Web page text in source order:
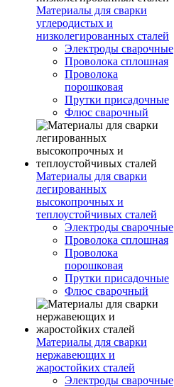
Материалы для сварки
углеродистых и
низколегированных сталей
Электроды сварочные
Проволока сплошная
Проволока
порошковая
Прутки присадочные
Флюс сварочный
Материалы для сварки
легированных
высокопрочных и
теплоустойчивых сталей
Электроды сварочные
Проволока сплошная
Проволока
порошковая
Прутки присадочные
Флюс сварочный
Материалы для сварки
нержавеющих и
жаростойких сталей
Электроды сварочные